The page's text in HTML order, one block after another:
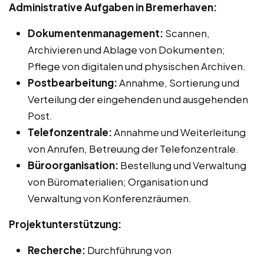
Administrative Aufgaben in Bremerhaven:
Dokumentenmanagement: Scannen,
Archivieren und Ablage von Dokumenten;
Pflege von digitalen und physischen Archiven.
Postbearbeitung:Annahme, Sortierung und
Verteilung der eingehenden und ausgehenden
Post.
Telefonzentrale:Annahme und Weiterleitung
von Anrufen, Betreuung der Telefonzentrale.
Büroorganisation: Bestellung und Verwaltung
von Büromaterialien; Organisation und
Verwaltung von Konferenzräumen.
Projektunterstützung:
Recherche: Durchführung von